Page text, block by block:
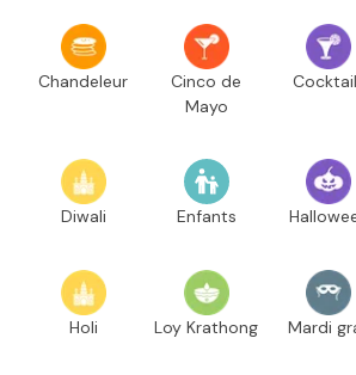
Chandeleur
Cinco de
Mayo
Diwali Enfants
Holi Loy Krathong Mardi